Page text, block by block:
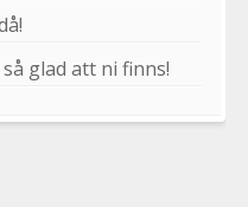
glad att ni finns!